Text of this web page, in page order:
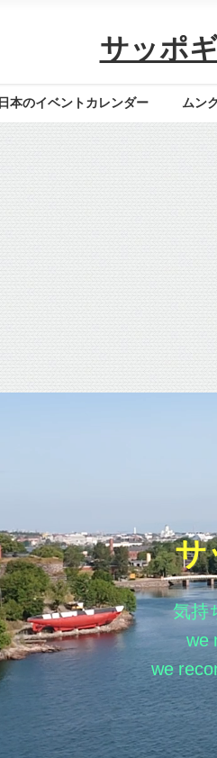
サッポ
日本のイベントカレンダー ムン
サ
気持
we
we